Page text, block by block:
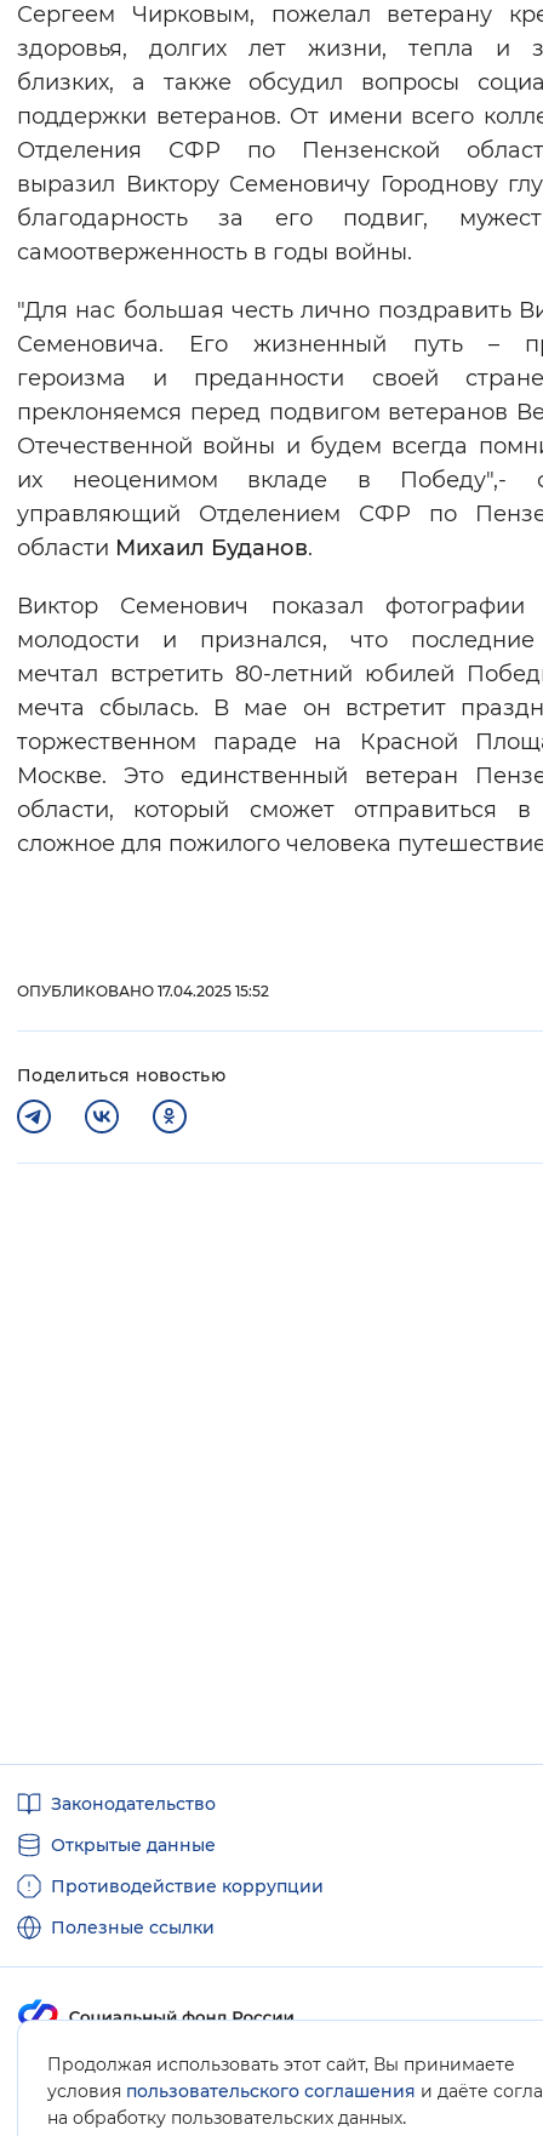
Сергеем Чирковым, пожелал ветерану
здоровья, долгих лет жизни, тепла и
близких, а также обсудил вопросы
поддержки ветеранов. От имени всего
Отделения СФР по Пензенской
выразил Виктору Семеновичу Городнову
благодарность за его подвиг,
самоотверженность в годы войны.
"Для нас большая честь лично поздравить
Семеновича. Его жизненный путь –
героизма и преданности своей
преклоняемся перед подвигом ветеранов
Отечественной войны и будем всегда
их неоценимом вкладе в Победу",-
управляющий Отделением СФР по
области Михаил Буданов.
Виктор Семенович показал фотографии
молодости и признался, что
мечтал встретить 80-летний юбилей
мечта сбылась. В мае он встретит
торжественном параде на Красной
Москве. Это единственный ветеран
области, который сможет отправиться в
сложное для пожилого человека
ОПУБЛИКОВАНО 17.04.2025 15:52
Поделиться новостью
Продолжая использовать этот сайт, Вы принимаете
условия пользовательского соглашения и даёте
на обработку пользовательских данных.
ссылкиЗаконодательство
Открытые данные
Противодействие коррупции
Полезные ссылки
Карта сайта